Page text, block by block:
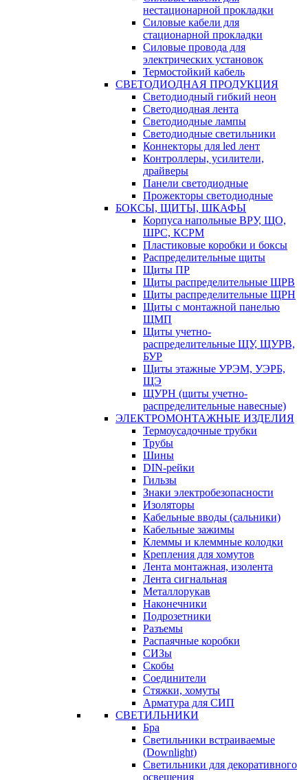
нестационарной прокладки
Силовые кабели для
стационарной прокладки
Силовые провода для
электрических установок
Термостойкий кабель
СВЕТОДИОДНАЯ ПРОДУКЦИЯ
Светодиодный гибкий неон
Светодиодная лента
Светодиодные лампы
Светодиодные светильники
Коннекторы для led лент
Контроллеры, усилители,
драйверы
Панели светодиодные
Прожекторы светодиодные
БОКСЫ, ЩИТЫ, ШКАФЫ
Корпуса напольные ВРУ, ЩО,
ШРС, КСРМ
Пластиковые коробки и боксы
Распределительные щиты
Щиты ПР
Щиты распределительные ЩРВ
Щиты распределительные ЩРН
Щиты с монтажной панелью
ЩМП
Щиты учетно-
распределительные ЩУ, ЩУРВ,
БУР
Щиты этажные УРЭМ, УЭРБ,
ЩЭ
ЩУРН (щиты учетно-
распределительные навесные)
ЭЛЕКТРОМОНТАЖНЫЕ ИЗДЕЛИЯ
Термоусадочные трубки
Трубы
Шины
DIN-рейки
Гильзы
Знаки электробезопасности
Изоляторы
Кабельные вводы (сальники)
Кабельные зажимы
Клеммы и клеммные колодки
Крепления для хомутов
Лента монтажная, изолента
Лента сигнальная
Металлорукав
Наконечники
Подрозетники
Разъемы
Распаячные коробки
СИЗы
Скобы
Соединители
Стяжки, хомуты
Арматура для СИП
СВЕТИЛЬНИКИ
Бра
Светильники встраиваемые
(Downlight)
Светильники для декоративного
освещения